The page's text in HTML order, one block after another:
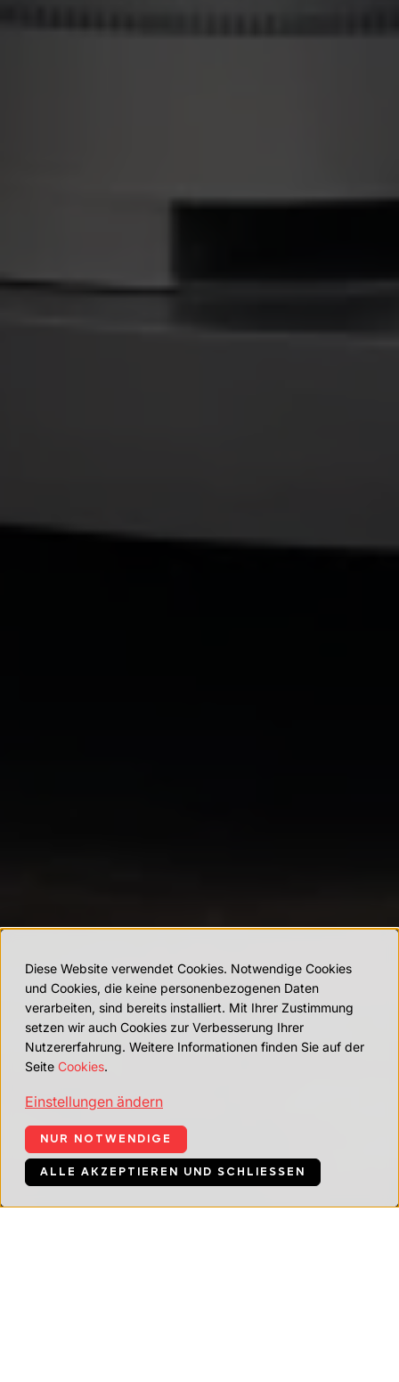
Diese Website verwendet Cookies. Notwendige Cookies
und Cookies, die keine personenbezogenen Daten
verarbeiten, sind bereits installiert. Mit Ihrer Zustimmung
setzen wir auch Cookies zur Verbesserung Ihrer
Nutzererfahrung. Weitere Informationen finden Sie auf der
Seite Cookies.
Einstellungen ändern
NUR NOTWENDIGE
ALLE AKZEPTIEREN UND SCHLIESSEN